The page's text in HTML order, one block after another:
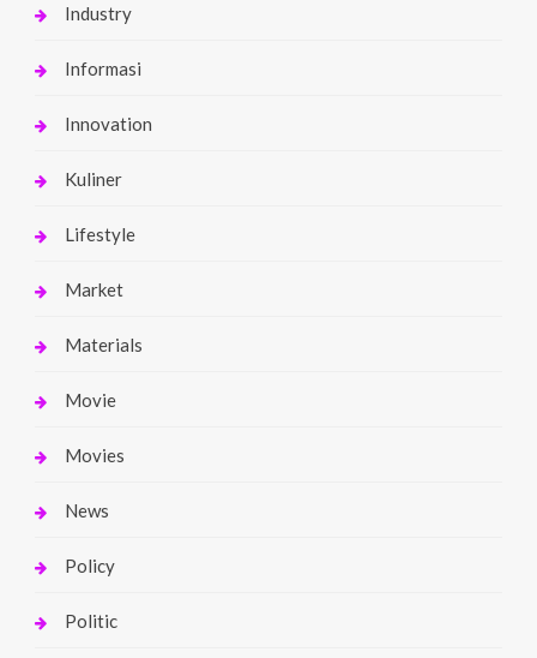
Industry
Informasi
Innovation
Kuliner
Lifestyle
Market
Materials
Movie
Movies
News
Policy
Politic